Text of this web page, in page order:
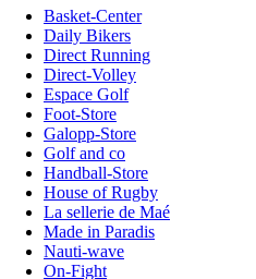
Basket-Center
Daily Bikers
Direct Running
Direct-Volley
Espace Golf
Foot-Store
Galopp-Store
Golf and co
Handball-Store
House of Rugby
La sellerie de Maé
Made in Paradis
Nauti-wave
On-Fight